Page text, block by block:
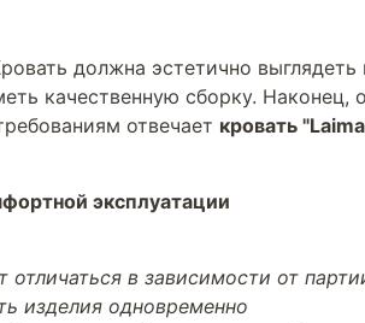
должна эстетично
качественную сборку. Наконец,
отвечает кровать
эксплуатации
в зависимости от
изделия одновременно